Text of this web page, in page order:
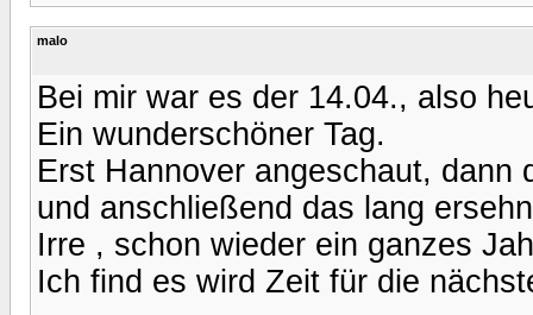
malo
Bei mir war es der 14.04., also
Ein wunderschöner Tag.
Erst Hannover angeschaut, dann
und anschließend das lang
Irre , schon wieder ein ganzes
Ich find es wird Zeit für die